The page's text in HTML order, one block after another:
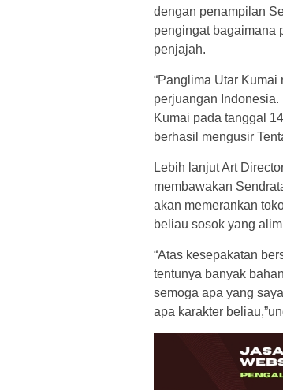
dengan penampilan
pengingat bagaimana
penjajah.
“Panglima Utar
perjuangan
Kumai pada tanggal
berhasil mengusir
Lebih lanjut Art
membawakan
akan memerankan
beliau sosok yang
“Atas kesepakatan
tentunya banyak
semoga apa yang
apa karakter